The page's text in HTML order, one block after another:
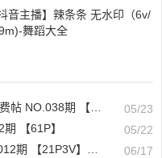
抖音主播】辣条条 无水印（6v/
舞蹈大全
】最新至：2023.11.22
05/23
【61P】
05/22
】最新至：2024.9.28
06/17